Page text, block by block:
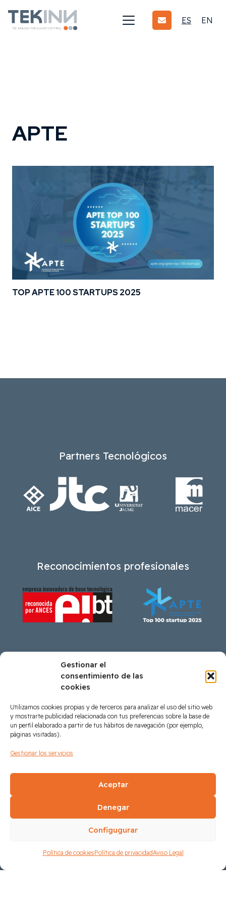
Gestionar el
consentimiento de las
cookies
Utilizamos cookies propias y de terceros para analizar el uso del sitio web
y mostrarte publicidad relacionada con tus preferencias sobre la base de
un perfil elaborado a partir de tus hábitos de navegación (por ejemplo,
páginas visitadas).
Gestionar los servicios
Aceptar
Denegar
Configugurar
Política de cookiesPolítica de privacidadAviso Legal
ES EN
APTE
TOP APTE 100 STARTUPS 2025
Partners Tecnológicos
Reconocimientos profesionales
Ayudas recibidas
Préstamo participativo IVF en coinversión con
Valenciana FEDER 2021-2027 concedido por el Institut